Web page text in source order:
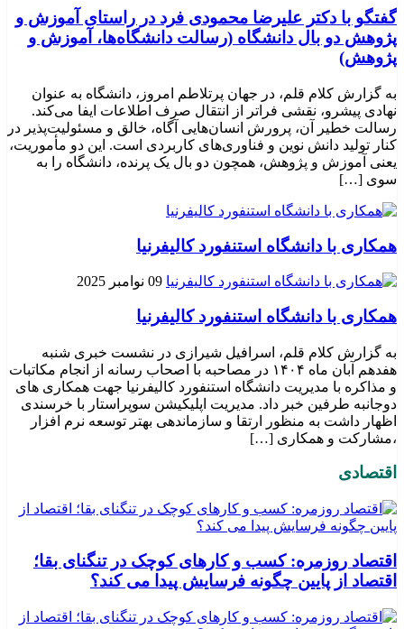
گفتگو با دکتر علیرضا محمودی فرد در راستای آموزش و
پژوهش دو بال دانشگاه (رسالت دانشگاه‌ها، آموزش و
پژوهش)
به گزارش کلام قلم، در جهان پرتلاطم امروز، دانشگاه به عنوان
نهادی پیشرو، نقشی فراتر از انتقال صرف اطلاعات ایفا می‌کند.
رسالت خطیر آن، پرورش انسان‌هایی آگاه، خالق و مسئولیت‌پذیر در
کنار تولید دانش نوین و فناوری‌های کاربردی است. این دو مأموریت،
یعنی آموزش و پژوهش، همچون دو بال یک پرنده، دانشگاه را به
سوی […]
همکاری با دانشگاه استنفورد کالیفرنیا
09 نوامبر 2025
همکاری با دانشگاه استنفورد کالیفرنیا
به گزارش کلام قلم، اسرافیل شیرازی در نشست خبری شنبه
هفدهم آبان ماه ۱۴۰۴ در مصاحبه با اصحاب رسانه از انجام مکاتبات
و مذاکره با مدیریت دانشگاه استنفورد کالیفرنیا جهت همکاری های
دوجانبه طرفین خبر داد. مدیریت اپلیکیشن سوپراستار با خرسندی
اظهار داشت به منظور ارتقا و سازماندهی بهتر توسعه نرم افزار
،مشارکت و همکاری […]
اقتصادی
اقتصاد روزمره: کسب‌ و کارهای کوچک در تنگنای بقا؛
اقتصاد از پایین چگونه فرسایش پیدا می کند؟